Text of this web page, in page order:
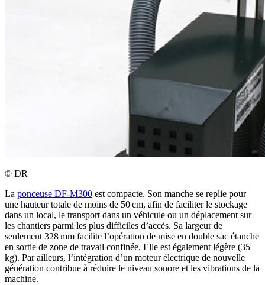
© DR
La ponceuse DF-M300 est compacte. Son manche se replie pour
une hauteur totale de moins de 50 cm, afin de faciliter le stockage
dans un local, le transport dans un véhicule ou un déplacement sur
les chantiers parmi les plus difficiles d’accès. Sa largeur de
seulement 328 mm facilite l’opération de mise en double sac étanche
en sortie de zone de travail confinée. Elle est également légère (35
kg). Par ailleurs, l’intégration d’un moteur électrique de nouvelle
génération contribue à réduire le niveau sonore et les vibrations de la
machine.